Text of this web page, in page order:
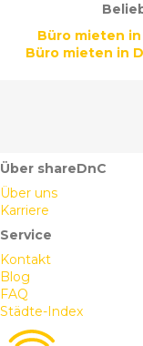
Büro mieten
Büro mieten in
Über shareDnC
Über uns
Karriere
Service
Kontakt
Blog
FAQ
Städte-Index